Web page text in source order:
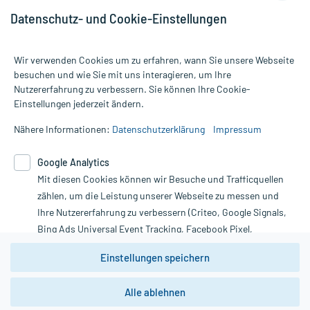
Alle Preise gelten inkl. MwSt., ggf. zzgl. Versandkosten
Informationen auf dieser Website werden ausschließlich für
die Untersuchung und Behandlung durch einen Arzt. Bitte
Therapien eingeleitet werden können. | Diese Webseite benutzt
Google Analytics. Lesen Sie bitte dazu die wichtigen Hinweise in
unserer Datenschutzerklärung. Für den Widerruf einer Bestellung
nutzen Sie das Formular:
Vertrag widerrufen
*Hinweise zu unseren Aktionen und Bewertungen
Datenschutz- und Cookie-Einstellungen
Wir verwenden Cookies um zu erfahren, wann Sie unsere Webseite
besuchen und wie Sie mit uns interagieren, um Ihre
Nutzererfahrung zu verbessern. Sie können Ihre Cookie-
Einstellungen jederzeit ändern.
Nähere Informationen: Datenschutzerklärung Impressum
Google Analytics
Mit diesen Cookies können wir Besuche und Trafficquellen
zählen, um die Leistung unserer Webseite zu messen und
Ihre Nutzererfahrung zu verbessern (Criteo, Google Signals,
Bing Ads Universal Event Tracking, Facebook Pixel,
Youtube-Social Plugin).
Wir weisen darauf hin, dass die
zwingend den Europäischen Anforderungen gem. EU-
DSGVO genügen und ein Datentransfer in Drittstaaten bzw.
Einstellungen speichern
Alle ablehnen